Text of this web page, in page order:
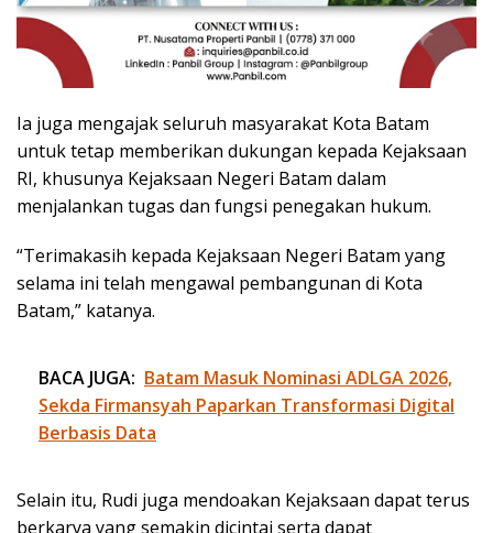
Ia juga mengajak seluruh masyarakat Kota Batam
untuk tetap memberikan dukungan kepada Kejaksaan
RI, khusunya Kejaksaan Negeri Batam dalam
menjalankan tugas dan fungsi penegakan hukum.
“Terimakasih kepada Kejaksaan Negeri Batam yang
selama ini telah mengawal pembangunan di Kota
Batam,” katanya.
BACA JUGA: Batam Masuk Nominasi ADLGA 2026,
Sekda Firmansyah Paparkan Transformasi Digital
Berbasis Data
Selain itu, Rudi juga mendoakan Kejaksaan dapat terus
berkarya yang semakin dicintai serta dapat